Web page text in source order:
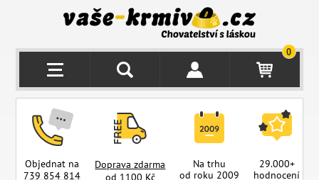
0
Objednat na
739 854 814
Doprava zdarma
od 1100 Kč
Na trhu
od roku 2009
29.000+
hodnocení